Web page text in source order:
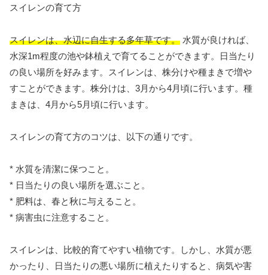
スイレンの育て方
スイレンは、水辺に自生する多年草です。 水質が良ければ、
水深1m程度の池や鉢植えで育てることができます。日当たり
の良い場所を好みます。スイレンは、株分けや種まきで増や
すことができます。株分けは、3月から4月頃に行います。種
まきは、4月から5月頃に行います。
スイレンの育て方のコツは、以下の通りです。
* 水質を清潔に保つこと。
* 日当たりの良い場所を選ぶこと。
* 肥料は、春と秋に与えること。
* 病害虫に注意すること。
スイレンは、比較的育てやすい植物です。しかし、水質が悪
かったり、日当たりの悪い場所に植えたりすると、病気や害